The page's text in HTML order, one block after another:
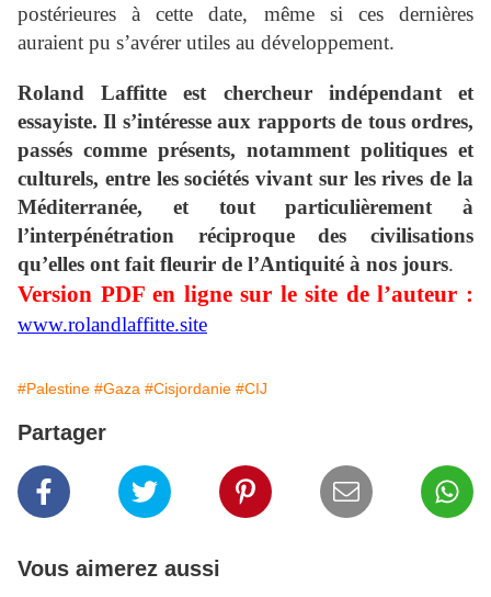
postérieures à cette date, même si ces dernières
auraient pu s’avérer utiles au développement.
Roland Laffitte est chercheur indépendant et
essayiste. Il s’intéresse aux rapports de tous ordres,
passés comme présents, notamment politiques et
culturels, entre les sociétés vivant sur les rives de la
Méditerranée, et tout particulièrement à
l’interpénétration réciproque des civilisations
qu’elles ont fait fleurir de l’Antiquité à nos jours.
Version PDF en ligne sur le site de l’auteur :
www.rolandlaffitte.site
#Palestine #Gaza #Cisjordanie #CIJ
Partager
Vous aimerez aussi